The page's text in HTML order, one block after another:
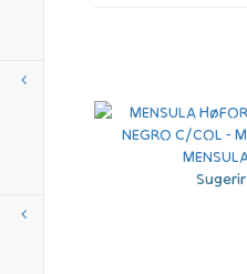
Sugerir